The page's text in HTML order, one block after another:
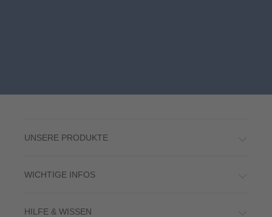
UNSERE PRODUKTE
WICHTIGE INFOS
HILFE & WISSEN